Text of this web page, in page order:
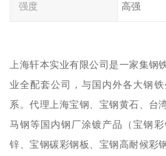
强度 高强
上海轩本实业有限公司是一家集钢
业全配套公司，与国内外各大钢
系。代理上海宝钢、宝钢黄石、台
马钢等国内钢厂涂镀产品（宝钢
锌、宝钢碳彩钢板、宝钢高耐候彩